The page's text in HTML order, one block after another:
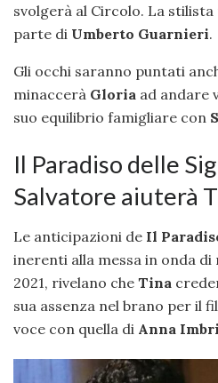
svolgerà al Circolo. La
parte di Umberto Guarnieri.
Gli occhi saranno puntati
minaccerà Gloria ad andare
suo equilibrio famigliare con
Il Paradiso delle
Salvatore aiuterà
Le anticipazioni de Il
inerenti alla messa in onda
2021, rivelano che Tina
sua assenza nel brano per il
voce con quella di Anna